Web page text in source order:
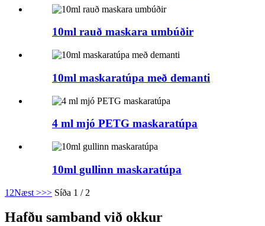
10ml rauð maskara umbúðir
10ml maskaratúpa með demanti
4 ml mjó PETG maskaratúpa
10ml gullinn maskaratúpa
1 2Næst >>> Síða 1 / 2
Hafðu samband við okkur